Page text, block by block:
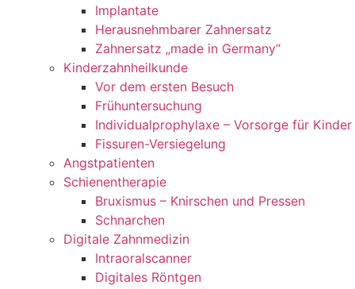
Implantate
Herausnehmbarer Zahnersatz
Zahnersatz „made in Germany“
Kinderzahnheilkunde
Vor dem ersten Besuch
Frühuntersuchung
Individualprophylaxe – Vorsorge für Kinder
Fissuren-Versiegelung
Angstpatienten
Schienentherapie
Bruxismus – Knirschen und Pressen
Schnarchen
Digitale Zahnmedizin
Intraoralscanner
Digitales Röntgen